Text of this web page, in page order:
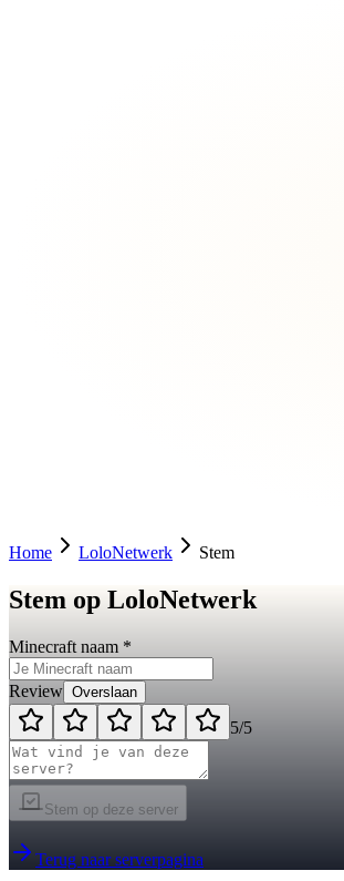
Home LoloNetwerk Stem
Stem op LoloNetwerk
Minecraft naam *
Review Overslaan
5/5
Stem op deze server
Terug naar serverpagina